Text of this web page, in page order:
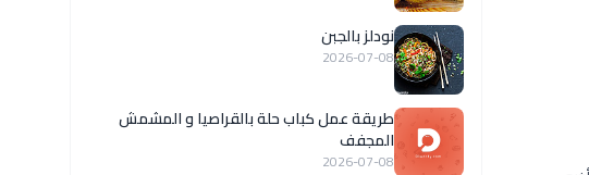
نودلز بالجبن
2026-07-08
طريقة عمل كباب حلة بالقراصيا و المشمش
المجفف
2026-07-08